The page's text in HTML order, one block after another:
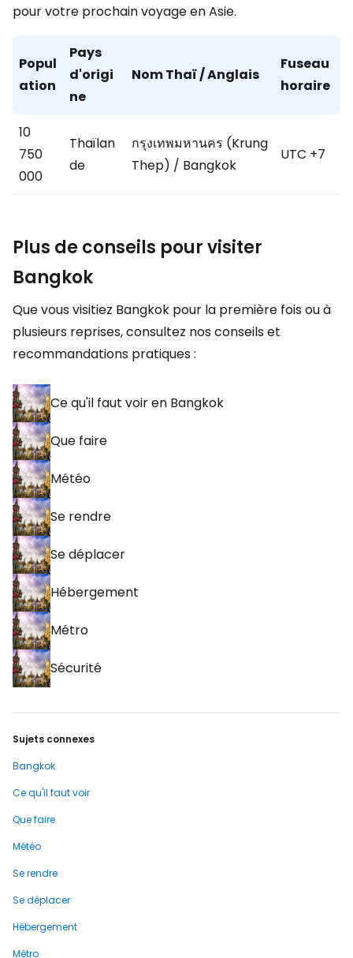
pour votre prochain voyage en Asie.
Popul
ation
Pays
d'origi
ne
Nom Thaï / Anglais
Fuseau
horaire
10
750
000
Thaïlan
de
กรุงเทพมหานคร (Krung
Thep) / Bangkok
UTC +7
Plus de conseils pour visiter
Bangkok
Que vous visitiez Bangkok pour la première fois ou à
plusieurs reprises, consultez nos conseils et
recommandations pratiques :
Ce qu'il faut voir en Bangkok
Que faire
Météo
Se rendre
Se déplacer
Hébergement
Métro
Sécurité
Sujets connexes
Bangkok
Ce qu'il faut voir
Que faire
Météo
Se rendre
Se déplacer
Hébergement
Métro